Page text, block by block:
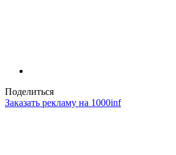
Поделиться
Заказать рекламу на 1000inf